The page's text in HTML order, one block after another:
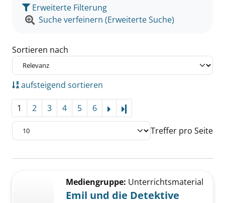
Erweiterte Filterung
Suche verfeinern (Erweiterte Suche)
Sortieren nach
aufsteigend sortieren
1 2 3 4 5 6
Treffer pro Seite
Zu den Suchfiltern springen
Mediengruppe: Unterrichtsmaterial
Emil und die Detektive